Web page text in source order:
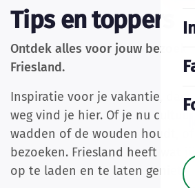
Tips en toppers
Ontdek alles voor jouw bezoek
Friesland.
Inspiratie voor je vakantie,
weg vind je hier. Of je nu cultuur
wadden of de wouden houdt, of
bezoeken. Friesland heeft wat
op te laden en te laten genieten.